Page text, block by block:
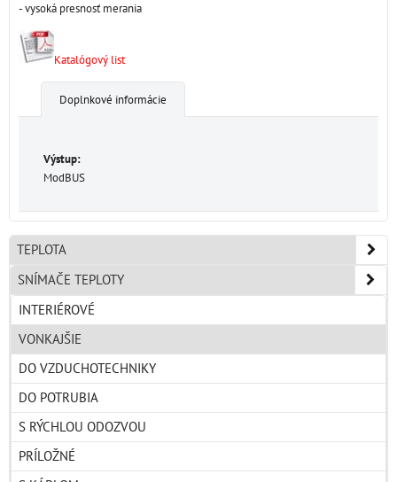
- vysoká presnosť merania
Katalógový list
Doplnkové informácie
Výstup:
ModBUS
TEPLOTA
SNÍMAČE TEPLOTY
INTERIÉROVÉ
VONKAJŠIE
DO VZDUCHOTECHNIKY
DO POTRUBIA
S RÝCHLOU ODOZVOU
PRÍLOŽNÉ